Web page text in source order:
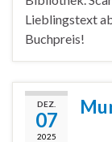
Lieblingstext
Buchpreis!
DEZ.
07
2025